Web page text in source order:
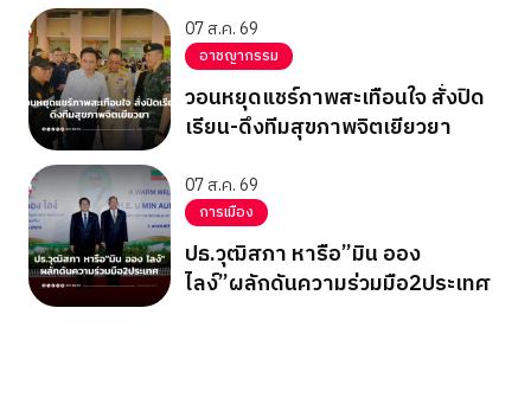
07 ส.ค. 69
อาชญากรรม
วอนหยุดแชร์ภาพสะเทือนใจ สั่งปิด
เรียน-ดึงทีมสุขภาพจิตเยียวยา
07 ส.ค. 69
การเมือง
ปธ.วุฒิสภา หารือ”มิน ออง
ไลง์”ผลักดันความร่วมมือ2ประเทศ